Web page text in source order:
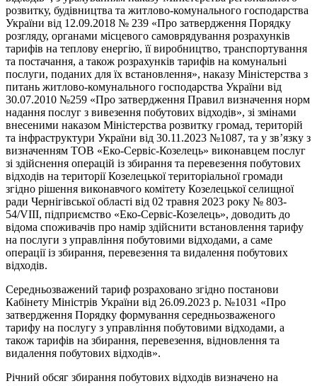
розвитку, будівництва та житлово-комунального господарства
України від 12.09.2018 № 239 «Про затвердження Порядку
розгляду, органами місцевого самоврядування розрахунків
тарифів на теплову енергію, її виробництво, транспортування
та постачання, а також розрахунків тарифів на комунальні
послуги, поданих для їх встановлення», наказу Міністерства з
питань житлово-комунального господарства України від
30.07.2010 №259 «Про затвердження Правил визначення норм
надання послуг з вивезення побутових відходів», зі змінами
внесеними наказом Міністерства розвитку громад, територій
та інфраструктури України від 30.11.2023 №1087, та у зв’язку з
визначенням ТОВ «Еко-Сервіс-Козелець» виконавцем послуг
зі здійснення операцій із збирання та перевезення побутових
відходів на території Козелецької територіальної громади
згідно рішення виконавчого комітету Козелецької селищної
ради Чернігівської області від 02 травня 2023 року № 803-
54/VIII, підприємство «Еко-Сервіс-Козелець», доводить до
відома споживачів про намір здійснити встановлення тарифу
на послуги з управління побутовими відходами, а саме
операції із збирання, перевезення та видалення побутових
відходів.
Середньозважений тариф розраховано згідно постанови
Кабінету Міністрів України від 26.09.2023 р. №1031 «Про
затвердження Порядку формування середньозваженого
тарифу на послугу з управління побутовими відходами, а
також тарифів на збирання, перевезення, відновлення та
видалення побутових відходів».
Річний обсяг збирання побутових відходів визначено на